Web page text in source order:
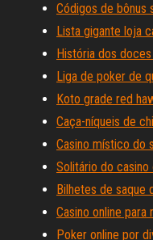
Códigos de bônus
Lista gigante loja
História dos
Liga de poker de
Koto grade red
Caça-níqueis de
Casino místico do
Solitário do casino
Bilhetes de saque
Casino online
Poker online por